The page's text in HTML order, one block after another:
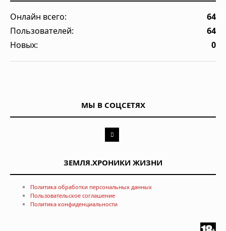
Онлайн всего:
64
Пользователей:
64
Новых:
0
МЫ В СОЦСЕТЯХ
ЗЕМЛЯ.ХРОНИКИ ЖИЗНИ
Политика обработки персональных данных
Пользовательское соглашение
Политика конфиденциальности